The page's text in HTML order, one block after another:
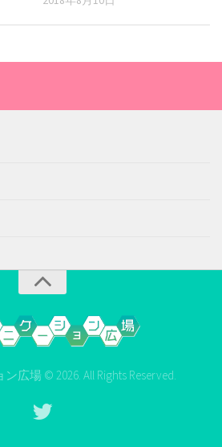
広場 © 2026. All Rights Reserved.